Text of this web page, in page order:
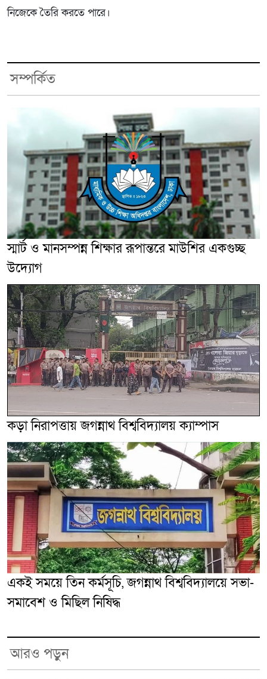
নিজেকে তৈরি করতে পারে।
সম্পর্কিত
স্মার্ট ও মানসম্পন্ন শিক্ষার রূপান্তরে মাউশির একগুচ্ছ
উদ্যোগ
কড়া নিরাপত্তায় জগন্নাথ বিশ্ববিদ্যালয় ক্যাম্পাস
একই সময়ে তিন কর্মসূচি, জগন্নাথ বিশ্ববিদ্যালয়ে সভা-
সমাবেশ ও মিছিল নিষিদ্ধ
আরও পড়ুন